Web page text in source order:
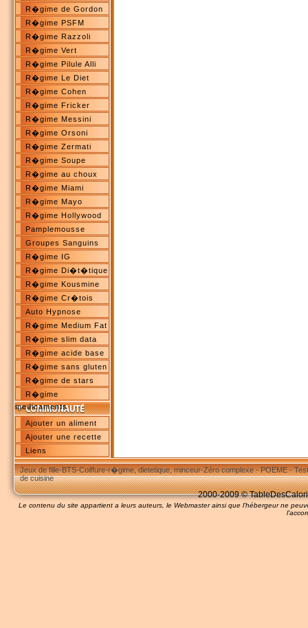
R�gime de Gordon
R�gime PSFM
R�gime Razzoli
R�gime Vert
R�gime Pilule Alli
R�gime Le Diet
R�gime Cohen
R�gime Fricker
R�gime Messini
R�gime Orsoni
R�gime Zermati
R�gime Soupe
R�gime au choux
R�gime Miami
R�gime Mayo
R�gime Hollywood
Pamplemousse
Groupes Sanguins
R�gime IG
R�gime Di�t�tique
R�gime Kousmine
R�gime Cr�tois
Auto Hypnose
R�gime Medium Fat
R�gime slim data
R�gime acide base
R�gime sans gluten
R�gime de stars
R�gime
medicaments
Ajouter un aliment
Ajouter une recette
Liens
Jeux de fille-BTS-Coiffure-r�gime, dietetique, minceur-Zéro complexe-POEME-
de cuisine
2000-2009 ©
Le contenu du site appartient a leurs auteurs, le Webmaster ainsi que l'hébergeur ne